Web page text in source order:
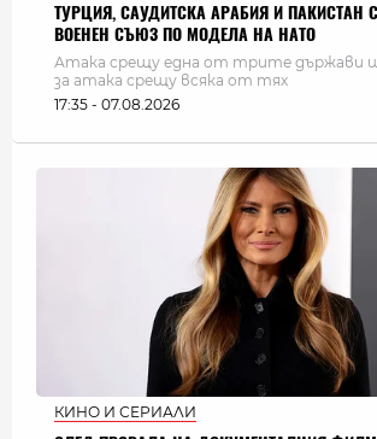
ТУРЦИЯ, САУДИТСКА АРАБИЯ И ПАКИСТАН
ВОЕНЕН СЪЮЗ ПО МОДЕЛА НА НАТО
Атака срещу една от трите държави
за атака срещу всяка от тях
17:35 - 07.08.2026
КИНО И СЕРИАЛИ